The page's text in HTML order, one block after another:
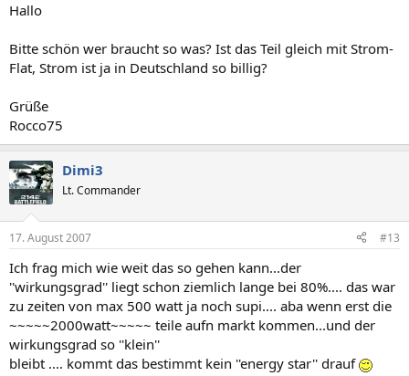
Hallo
Bitte schön wer braucht so was? Ist das Teil gleich mit Strom-
Flat, Strom ist ja in Deutschland so billig?
Grüße
Rocco75
Dimi3
Lt. Commander
17. August 2007 #13
Ich frag mich wie weit das so gehen kann...der
''wirkungsgrad'' liegt schon ziemlich lange bei 80%.... das war
zu zeiten von max 500 watt ja noch supi.... aba wenn erst die
~~~~~2000watt~~~~~ teile aufn markt kommen...und der
wirkungsgrad so ''klein''
bleibt .... kommt das bestimmt kein ''energy star'' drauf